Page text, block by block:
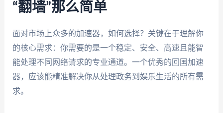
“翻墙”那么简单
面对市场上众多的加速器，如何选择？关键在于理解你
的核心需求：你需要的是一个稳定、安全、高速且能智
能处理不同网络请求的专业通道。一个优秀的回国加速
器，应该能精准解决你从处理政务到娱乐生活的所有需
求。